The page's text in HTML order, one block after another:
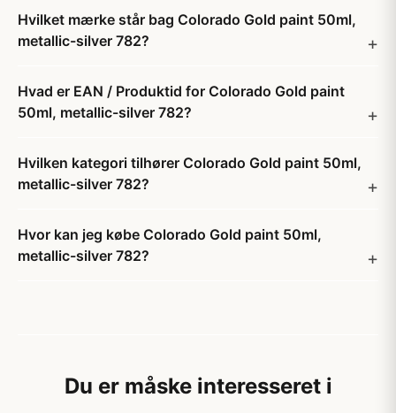
Hvilket mærke står bag Colorado Gold paint 50ml,
metallic-silver 782?
Hvad er EAN / Produktid for Colorado Gold paint
50ml, metallic-silver 782?
Hvilken kategori tilhører Colorado Gold paint 50ml,
metallic-silver 782?
Hvor kan jeg købe Colorado Gold paint 50ml,
metallic-silver 782?
Du er måske interesseret i